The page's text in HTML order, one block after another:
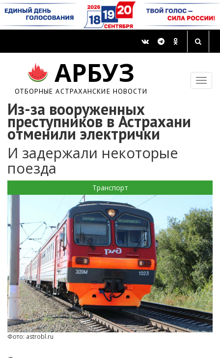
АРБУЗ
ОТБОРНЫЕ АСТРАХАНСКИЕ НОВОСТИ
Из-за вооруженных
преступников в Астрахани
отменили электрички
И задержали некоторые
поезда
Транспорт
Фото: astrobl.ru